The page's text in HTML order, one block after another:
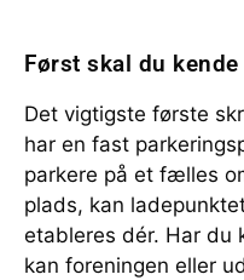
Først skal du
Det vigtigste første
har en fast
parkere på et fælles
plads, kan
etableres dér. Har du
kan foreningen eller